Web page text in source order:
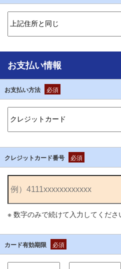
お支払い情報
お支払い方法 必須
クレジットカード番号 必須
※ 数字のみで続けて入力してくださ
カード有効期限 必須